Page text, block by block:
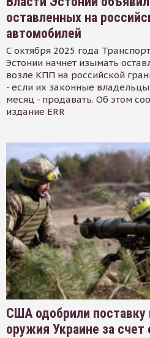
оставленных на
автомобилей
С октября 2025 года
Эстонии начнет изымать
возле КПП на российской
- если их законные владельцы
месяц - продавать. Об этом
издание ERR
США одобрили поставку
оружия Украине за счет